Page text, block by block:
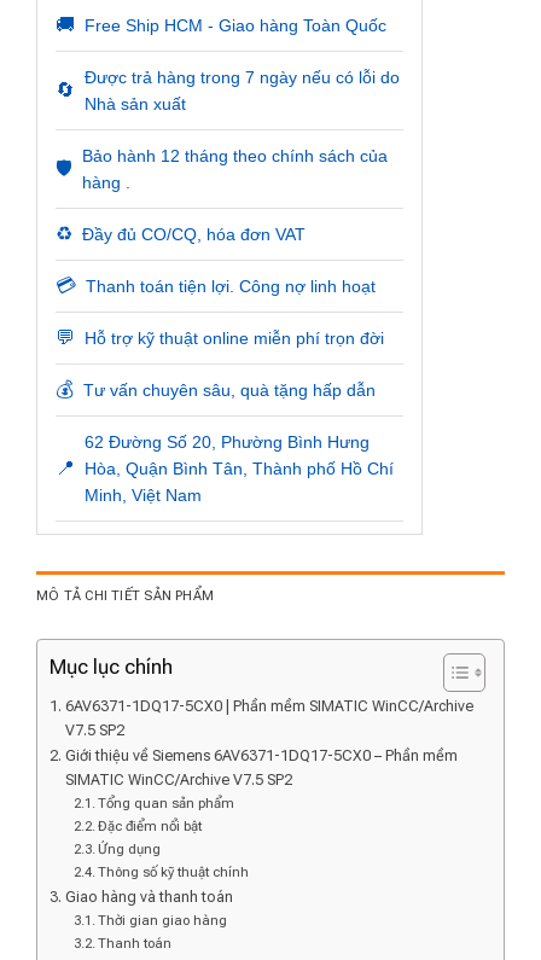
🚚 Free Ship HCM - Giao hàng Toàn Quốc
🔄
Được trả hàng trong 7 ngày nếu có lỗi do
Nhà sản xuất
🛡️
Bảo hành 12 tháng theo chính sách của
hàng .
♻️ Đầy đủ CO/CQ, hóa đơn VAT
💳 Thanh toán tiện lợi. Công nợ linh hoạt
💬 Hỗ trợ kỹ thuật online miễn phí trọn đời
💰 Tư vấn chuyên sâu, quà tặng hấp dẫn
📍
62 Đường Số 20, Phường Bình Hưng
Hòa, Quận Bình Tân, Thành phố Hồ Chí
Minh, Việt Nam
MÔ TẢ CHI TIẾT SẢN PHẨM
Mục lục chính
6AV6371-1DQ17-5CX0 | Phần mềm SIMATIC WinCC/Archive
V7.5 SP2
Giới thiệu về Siemens 6AV6371-1DQ17-5CX0 – Phần mềm
SIMATIC WinCC/Archive V7.5 SP2
Tổng quan sản phẩm
Đặc điểm nổi bật
Ứng dụng
Thông số kỹ thuật chính
Giao hàng và thanh toán
Thời gian giao hàng
Thanh toán